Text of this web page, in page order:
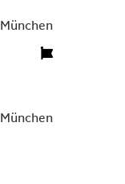
München
München